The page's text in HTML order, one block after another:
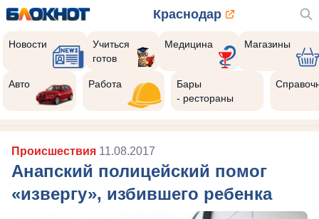
Краснодар
Новости
Учиться
готов
Медицина Магазины
Авто Работа
Бары
- рестораны
Происшествия 11.08.2017
Анапский полицейский помог
«извергу», избившего ребенка